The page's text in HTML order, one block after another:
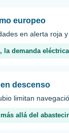
europeo
en alerta roja
la demanda
descenso
limitan
allá del